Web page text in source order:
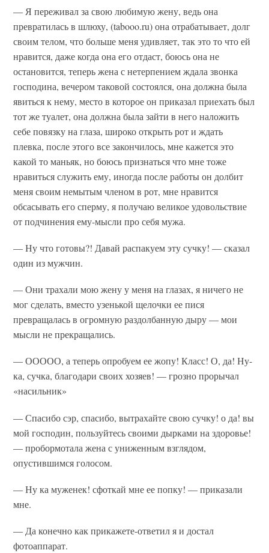
— Я переживал за свою любимую жену, ведь она
превратилась в шлюху, (tabooo.ru) она отрабатывает, долг
своим телом, что больше меня удивляет, так это то что ей
нравится, даже когда она его отдаст, боюсь она не
остановится, теперь жена с нетерпением ждала звонка
господина, вечером таковой состоялся, она должна была
явиться к нему, место в которое он приказал приехать был
тот же туалет, она должна была зайти в него наложить
себе повязку на глаза, широко открыть рот и ждать
плевка, после этого все закончилось, мне кажется это
какой то маньяк, но боюсь признаться что мне тоже
нравиться служить ему, иногда после работы он долбит
меня своим немытым членом в рот, мне нравится
обсасывать его сперму, я получаю великое удовольствие
от подчинения ему-мысли про себя мужа.
— Ну что готовы?! Давай распакуем эту сучку! — сказал
один из мужчин.
— Они трахали мою жену у меня на глазах, я ничего не
мог сделать, вместо узенькой щелочки ее пися
превращалась в огромную раздолбанную дыру — мои
мысли не прекращались.
— ООООО, а теперь опробуем ее жопу! Класс! О, да! Ну-
ка, сучка, благодари своих хозяев! — грозно прорычал
«насильник»
— Спасибо сэр, спасибо, вытрахайте свою сучку! о да! вы
мой господин, пользуйтесь своими дырками на здоровье!
— пробормотала жена с униженным взглядом,
опустившимся голосом.
— Ну ка муженек! сфоткай мне ее попку! — приказали
мне.
— Да конечно как прикажете-ответил я и достал
фотоаппарат.